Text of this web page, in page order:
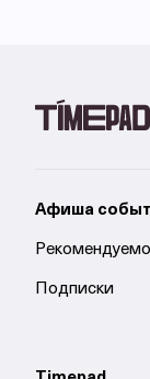
Афиша
Подписки